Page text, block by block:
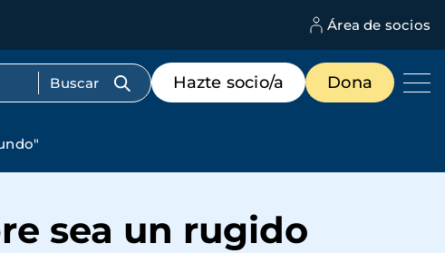
Área de socios
Menú
de
destacados
Hazte socio/a Dona
sea un rugido